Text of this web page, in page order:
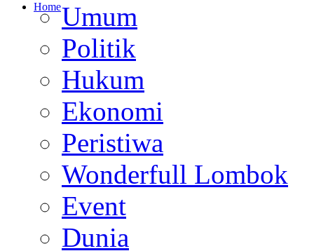
HomeUmum
Politik
Hukum
Ekonomi
Peristiwa
Wonderfull Lombok
Event
Dunia